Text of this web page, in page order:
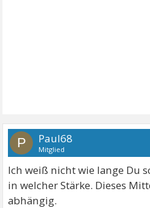
P Paul68
Mitglied
Ich weiß nicht wie lange Du
in welcher Stärke. Dieses
abhängig.